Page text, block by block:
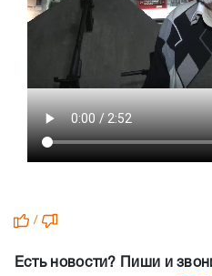
/
Есть новости? Пиши и